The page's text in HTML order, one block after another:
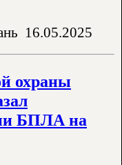
16.05.2025
охраны
БПЛА на